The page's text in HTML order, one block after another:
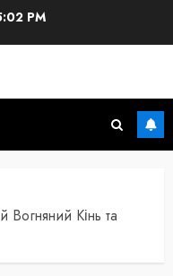
PM
Вогняний Кінь та